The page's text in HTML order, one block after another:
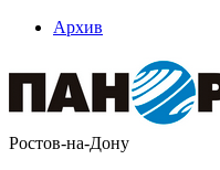
Архив
Ростов-на-Дону